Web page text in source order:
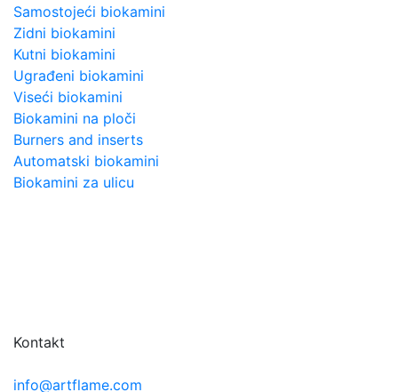
Samostojeći biokamini
Zidni biokamini
Kutni biokamini
Ugrađeni biokamini
Viseći biokamini
Biokamini na ploči
Burners and inserts
Automatski biokamini
Biokamini za ulicu
Kontakt
info@artflame.com